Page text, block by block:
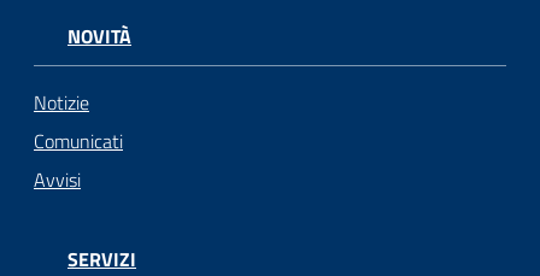
NOVITÀ
Notizie
Comunicati
Avvisi
SERVIZI